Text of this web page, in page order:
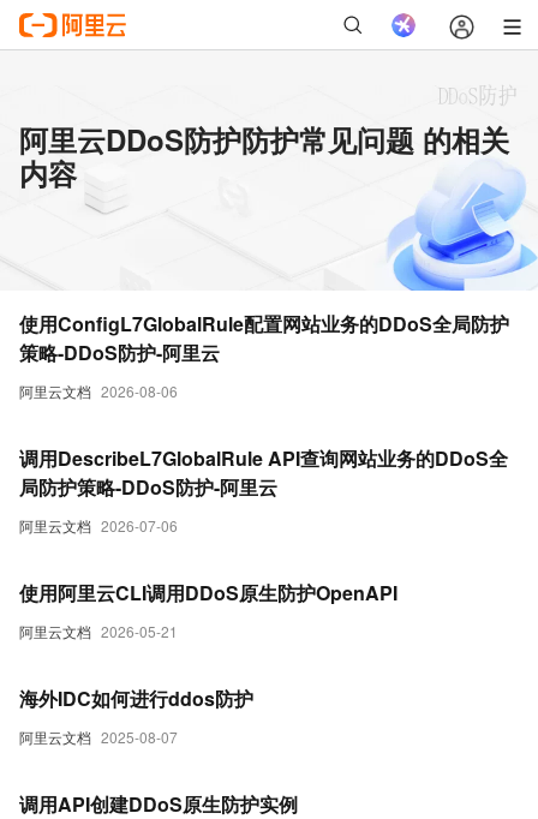
阿里云DDoS防护防护常见问题 的相关
内容
阿里云文档 2026-08-06
使用ConfigL7GlobalRule配置网站业务的DDoS全局防护
策略-DDoS防护-阿里云
阿里云文档 2026-07-06
调用DescribeL7GlobalRule API查询网站业务的DDoS全
局防护策略-DDoS防护-阿里云
阿里云文档 2026-05-21
使用阿里云CLI调用DDoS原生防护OpenAPI
阿里云文档 2025-08-07
海外IDC如何进行ddos防护
调用API创建DDoS原生防护实例